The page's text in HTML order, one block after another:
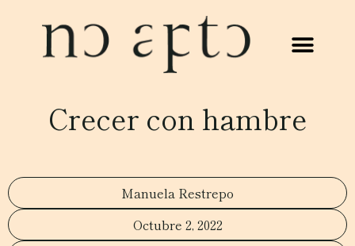
Crecer con hambre
Manuela Restrepo
Octubre 2, 2022